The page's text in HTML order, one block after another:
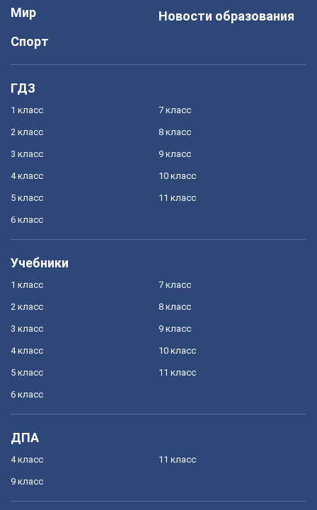
Мир
Спорт
Новости образования
ГДЗ
1 класс
2 класс
3 класс
4 класс
5 класс
6 класс
7 класс
8 класс
9 класс
10 класс
11 класс
Учебники
1 класс
2 класс
3 класс
4 класс
5 класс
6 класс
7 класс
8 класс
9 класс
10 класс
11 класс
ДПА
4 класс
9 класс
11 класс